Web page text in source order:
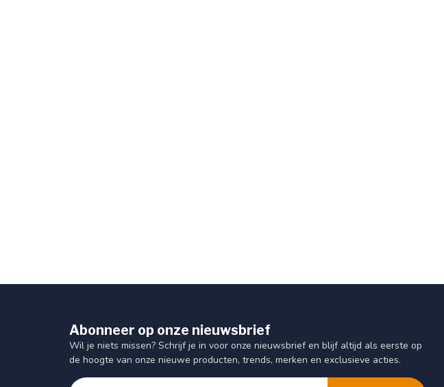
Abonneer op onze nieuwsbrief
Wil je niets missen? Schrijf je in voor onze nieuwsbrief en blijf altijd als eerste op
de hoogte van onze nieuwe producten, trends, merken en exclusieve acties.